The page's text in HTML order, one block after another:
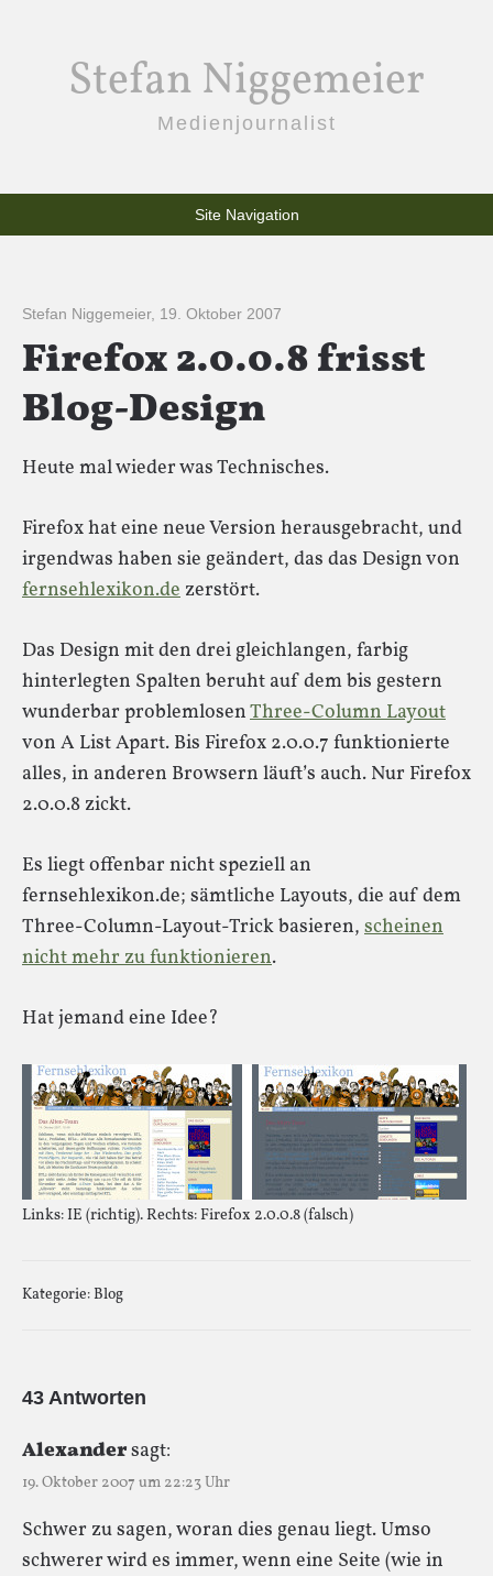
Stefan Niggemeier
Medienjournalist
Site Navigation
Stefan Niggemeier, 19. Oktober 2007
Firefox 2.0.0.8 frisst
Blog-Design
Heute mal wieder was Technisches.
Firefox hat eine neue Version herausgebracht, und
irgendwas haben sie geändert, das das Design von
fernsehlexikon.de zerstört.
Das Design mit den drei gleichlangen, farbig
hinterlegten Spalten beruht auf dem bis gestern
wunderbar problemlosenThree-Column Layout
von A List Apart. Bis Firefox 2.0.0.7 funktionierte
alles, in anderen Browsern läuft’s auch. Nur Firefox
2.0.0.8 zickt.
Es liegt offenbar nicht speziell an
fernsehlexikon.de; sämtliche Layouts, die auf dem
Three-Column-Layout-Trick basieren, scheinen
nicht mehr zu funktionieren.
Hat jemand eine Idee?
Links: IE (richtig). Rechts: Firefox 2.0.0.8 (falsch)
Kategorie:Blog
43 Antworten
Alexandersagt:
19. Oktober 2007 um 22:23 Uhr
Schwer zu sagen, woran dies genau liegt. Umso
schwerer wird es immer, wenn eine Seite (wie in